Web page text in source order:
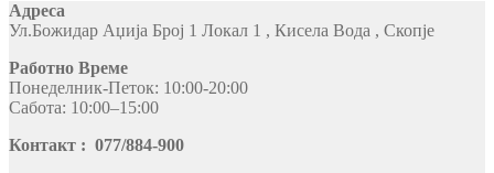
Адреса
Ул.Божидар Аџија Број 1 Локал 1 , Кисела Вода , Скопје
Работно Време
Понеделник-Петок: 10:00-20:00
Сабота: 10:00–15:00
Контакт : 077/884-900